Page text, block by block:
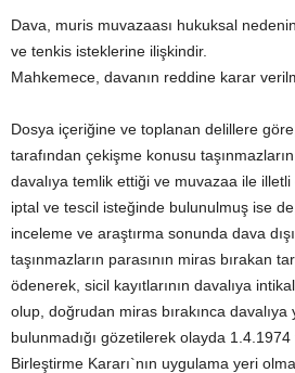
Dava, muris muvazaası hukuksal
ve tenkis isteklerine ilişkindir.
Mahkemece, davanın reddine karar
Dosya içeriğine ve toplanan delillere
tarafından çekişme konusu
davalıya temlik ettiği ve muvazaa ile
iptal ve tescil isteğinde bulunulmuş ise
inceleme ve araştırma sonunda dava
taşınmazların parasının miras bırakan
ödenerek, sicil kayıtlarının davalıya
olup, doğrudan miras bırakınca davalıya
bulunmadığı gözetilerek olayda 1.4.1974
Birleştirme Kararı`nın uygulama yeri